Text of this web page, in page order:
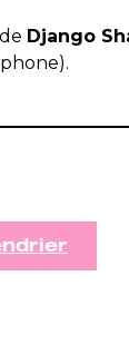
Django